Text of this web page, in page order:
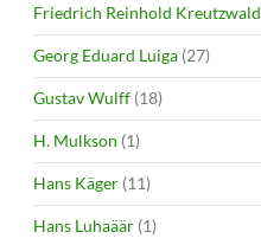
Friedrich Reinhold Kreutzwald
Georg Eduard Luiga (27)
Gustav Wulff (18)
H. Mulkson (1)
Hans Käger (11)
Hans Luhaäär (1)